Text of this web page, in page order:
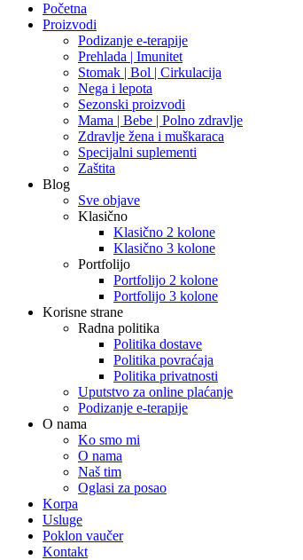
Početna
Proizvodi
Podizanje e-terapije
Prehlada | Imunitet
Stomak | Bol | Cirkulacija
Nega i lepota
Sezonski proizvodi
Mama | Bebe | Polno zdravlje
Zdravlje žena i muškaraca
Specijalni suplementi
Zaštita
Blog
Sve objave
Klasično
Klasično 2 kolone
Klasično 3 kolone
Portfolijo
Portfolijo 2 kolone
Portfolijo 3 kolone
Korisne strane
Radna politika
Politika dostave
Politika povraćaja
Politika privatnosti
Uputstvo za online plaćanje
Podizanje e-terapije
O nama
Ko smo mi
O nama
Naš tim
Oglasi za posao
Korpa
Usluge
Poklon vaučer
Kontakt